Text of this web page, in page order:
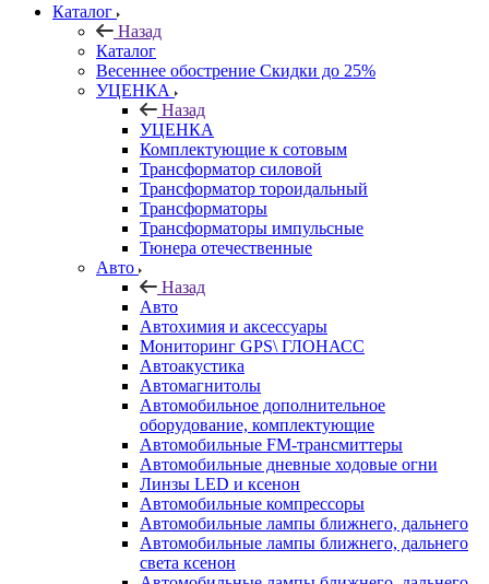
Каталог
Назад
Каталог
Весеннее обострение Скидки до 25%
УЦЕНКА
Назад
УЦЕНКА
Комплектующие к сотовым
Трансформатор силовой
Трансформатор тороидальный
Трансформаторы
Трансформаторы импульсные
Тюнера отечественные
Авто
Назад
Авто
Автохимия и аксессуары
Мониторинг GPS\ ГЛОНАСС
Автоакустика
Автомагнитолы
Автомобильное дополнительное
оборудование, комплектующие
Автомобильные FM-трансмиттеры
Автомобильные дневные ходовые огни
Линзы LED и ксенон
Автомобильные компрессоры
Автомобильные лампы ближнего, дальнего
Автомобильные лампы ближнего, дальнего
света ксенон